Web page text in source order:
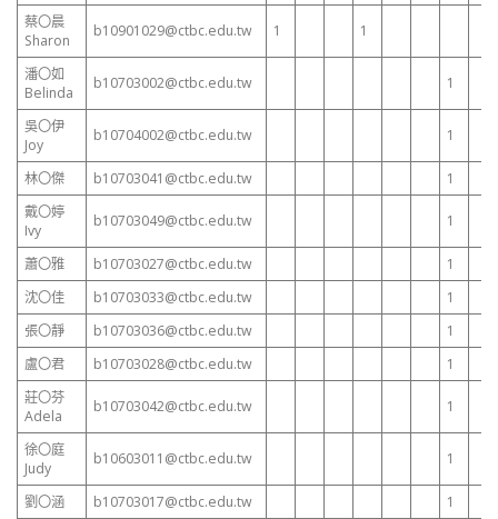
蔡〇晨
Sharon
b10901029@ctbc.edu.tw 1 1
潘〇如
Belinda
b10703002@ctbc.edu.tw 1
吳〇伊
Joy
b10704002@ctbc.edu.tw 1
林〇傑 b10703041@ctbc.edu.tw
1
戴〇婷
Ivy
b10703049@ctbc.edu.tw 1
蕭〇雅 b10703027@ctbc.edu.tw
1
沈〇佳
b10703033@ctbc.edu.tw
1
張〇靜
b10703036@ctbc.edu.tw
1
盧〇君
b10703028@ctbc.edu.tw
1
莊〇芬
Adela
b10703042@ctbc.edu.tw 1
徐〇庭
Judy
b10603011@ctbc.edu.tw 1
劉〇涵 b10703017@ctbc.edu.tw
1